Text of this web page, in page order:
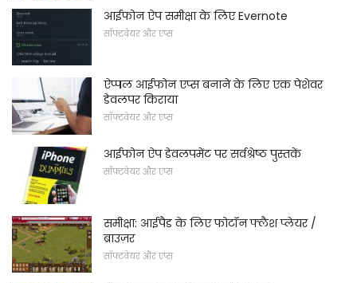
आईफोन ऐप समीक्षा के लिए Evernote
सॉफ्टवेयर और एप्स
ऐप्पल आईफोन एप्स बनाने के लिए एक पेशेवर
डेवलपर किराया
सॉफ्टवेयर और एप्स
आईफोन ऐप डेवलपमेंट पर सर्वश्रेष्ठ पुस्तकें
सॉफ्टवेयर और एप्स
समीक्षा: आईपैड के लिए फोटॉन फ्लैश प्लेयर /
ब्राउज़र
सॉफ्टवेयर और एप्स